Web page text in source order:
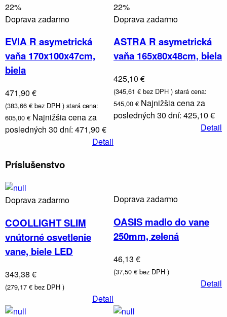
22%
Doprava zadarmo
EVIA R asymetrická
vaňa 170x100x47cm,
biela
471,90 €
(383,66 € bez DPH ) stará cena:
605,00 € Najnižšia cena za
posledných 30 dní: 471,90 €
Detail
22%
Doprava zadarmo
ASTRA R asymetrická
vaňa 165x80x48cm, biela
425,10 €
(345,61 € bez DPH ) stará cena:
545,00 € Najnižšia cena za
posledných 30 dní: 425,10 €
Detail
Príslušenstvo
Doprava zadarmo
COOLLIGHT SLIM
vnútorné osvetlenie
vane, biele LED
343,38 €
(279,17 € bez DPH )
Detail
Doprava zadarmo
OASIS madlo do vane
250mm, zelená
46,13 €
(37,50 € bez DPH )
Detail